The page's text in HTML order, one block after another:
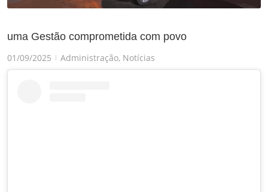
uma Gestão comprometida com povo
01/09/2025 | Administração, Notícias